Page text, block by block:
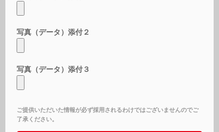
写真（データ）添付２
写真（データ）添付３
ご提供いただいた情報が必ず採用されるわけではございませんのでご
了承ください。